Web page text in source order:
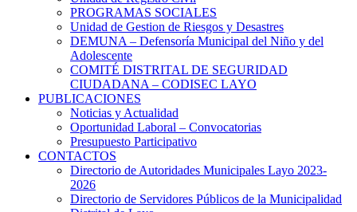
PROGRAMAS SOCIALES
Unidad de Gestion de Riesgos y Desastres
DEMUNA – Defensoría Municipal del Niño y del
Adolescente
COMITÉ DISTRITAL DE SEGURIDAD
CIUDADANA – CODISEC LAYO
PUBLICACIONES
Noticias y Actualidad
Oportunidad Laboral – Convocatorias
Presupuesto Participativo
CONTACTOS
Directorio de Autoridades Municipales Layo 2023-
2026
Directorio de Servidores Públicos de la Municipalidad